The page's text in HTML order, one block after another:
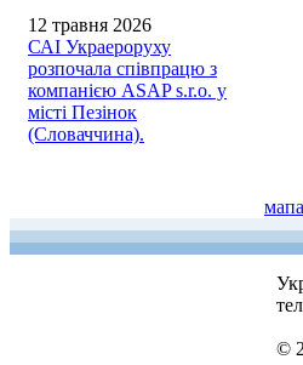
12 травня 2026
САІ Украероруху
розпочала співпрацю з
компанією ASAP s.r.o. у
місті Пезінок
(Словаччина).
©